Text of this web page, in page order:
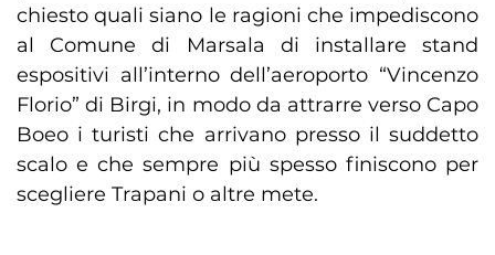
chiesto quali siano le ragioni che impediscono
al Comune di Marsala di installare stand
espositivi all’interno dell’aeroporto “Vincenzo
Florio” di Birgi, in modo da attrarre verso Capo
Boeo i turisti che arrivano presso il suddetto
scalo e che sempre più spesso finiscono per
scegliere Trapani o altre mete.